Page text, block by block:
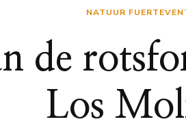
NATUUR
de
Los